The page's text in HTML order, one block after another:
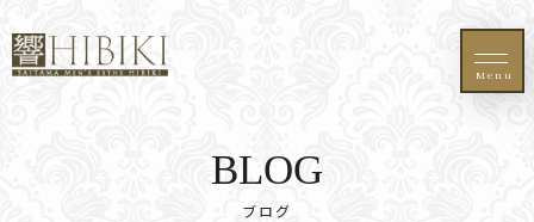
Menu
ブログ
BLOG